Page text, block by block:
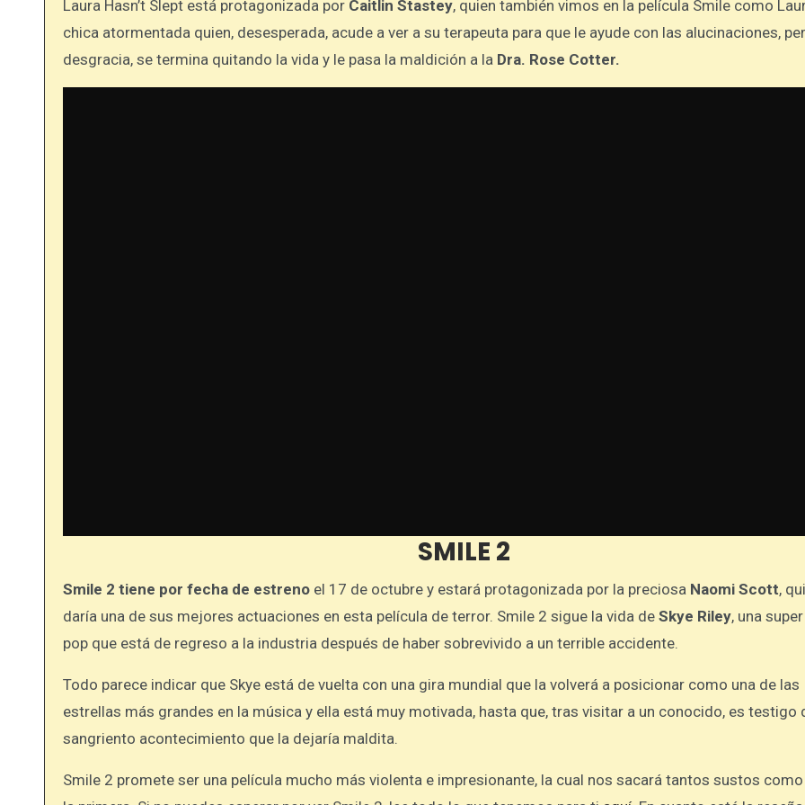
Laura Hasn’t Slept está protagonizada por Caitlin Stastey, quien también vimos en la película Smile como
chica atormentada quien, desesperada, acude a ver a su terapeuta para que le ayude con las alucinaciones,
desgracia, se termina quitando la vida y le pasa la maldición a la Dra. Rose Cotter.
SMILE 2
Smile 2 tiene por fecha de estreno el 17 de octubre y estará protagonizada por la preciosa Naomi Scott,
daría una de sus mejores actuaciones en esta película de terror. Smile 2 sigue la vida de Skye Riley, una
pop que está de regreso a la industria después de haber sobrevivido a un terrible accidente.
Todo parece indicar que Skye está de vuelta con una gira mundial que la volverá a posicionar como una de las
estrellas más grandes en la música y ella está muy motivada, hasta que, tras visitar a un conocido, es testigo
sangriento acontecimiento que la dejaría maldita.
Smile 2 promete ser una película mucho más violenta e impresionante, la cual nos sacará tantos sustos